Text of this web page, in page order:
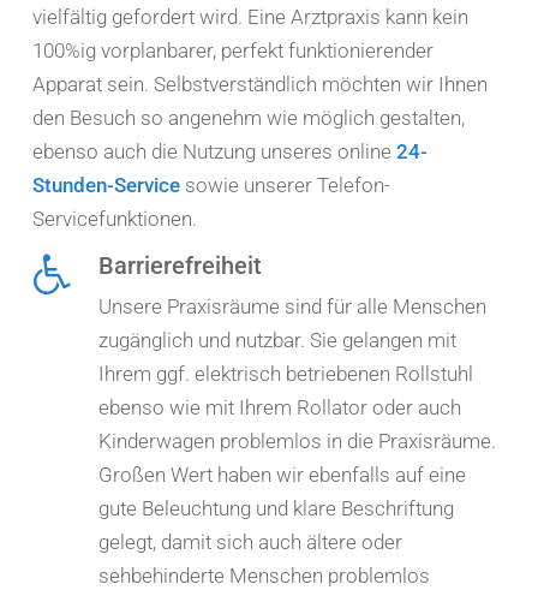
vielfältig gefordert wird. Eine Arztpraxis kann kein
100%ig vorplanbarer, perfekt funktionierender
Apparat sein. Selbstverständlich möchten wir Ihnen
den Besuch so angenehm wie möglich gestalten,
ebenso auch die Nutzung unseres online24-
Stunden-Service sowie unserer Telefon-
Servicefunktionen.
Barrierefreiheit
Unsere Praxisräume sind für alle Menschen
zugänglich und nutzbar. Sie gelangen mit
Ihrem ggf. elektrisch betriebenen Rollstuhl
ebenso wie mit Ihrem Rollator oder auch
Kinderwagen problemlos in die Praxisräume.
Großen Wert haben wir ebenfalls auf eine
gute Beleuchtung und klare Beschriftung
gelegt, damit sich auch ältere oder
sehbehinderte Menschen problemlos